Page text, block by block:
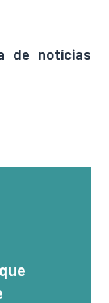
de notícias